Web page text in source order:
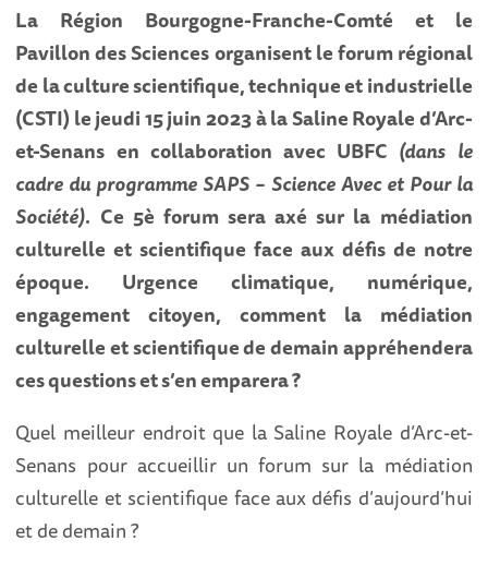
La Région Bourgogne-Franche-Comté et le
Pavillon des Sciences organisent le forum régional
de la culture scientifique, technique et industrielle
(CSTI) le jeudi 15 juin 2023 à la Saline Royale d’Arc-
et-Senans en collaboration avec UBFC (dans le
cadre du programme SAPS – Science Avec et Pour la
Société). Ce 5è forum sera axé sur la médiation
culturelle et scientifique face aux défis de notre
époque. Urgence climatique, numérique,
engagement citoyen, comment la médiation
culturelle et scientifique de demain appréhendera
ces questions et s’en emparera ?
Quel meilleur endroit que la Saline Royale d’Arc-et-
Senans pour accueillir un forum sur la médiation
culturelle et scientifique face aux défis d’aujourd’hui
et de demain ?